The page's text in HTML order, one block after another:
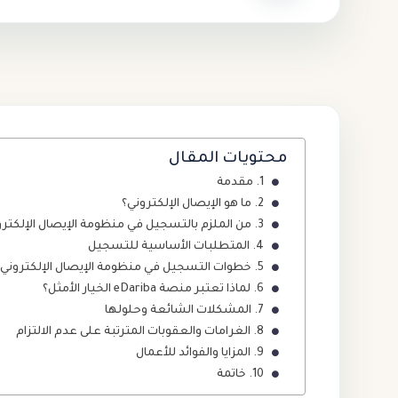
محتويات المقال
مقدمة
ما هو الإيصال الإلكتروني؟
من الملزم بالتسجيل في منظومة الإيصال
المتطلبات الأساسية للتسجيل
خطوات التسجيل في منظومة الإيصال الإلكتروني
لماذا تعتبر منصة eDariba الخيار الأمثل؟
المشكلات الشائعة وحلولها
الغرامات والعقوبات المترتبة على عدم الالتزام
المزايا والفوائد للأعمال
خاتمة